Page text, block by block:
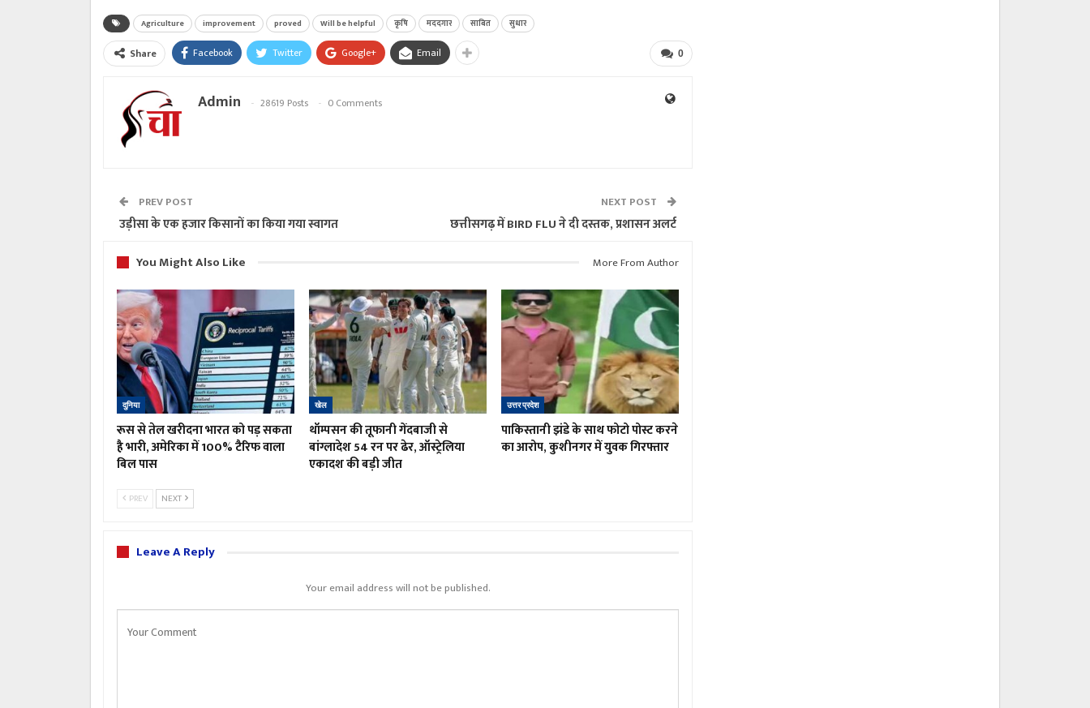
Agriculture improvement proved Will be helpful कृषि मददगार साबित सुधार
0
Share Facebook Twitter Google+ Email
Admin 28619 Posts 0 Comments
PREV POST
उड़ीसा के एक हजार किसानों का किया गया स्वागत
NEXT POST
छत्तीसगढ़ में BIRD FLU ने दी दस्तक, प्रशासन अलर्ट
You Might Also Like
More From Author
दुनिया
रूस से तेल खरीदना भारत को पड़ सकता
है भारी, अमेरिका में 100% टैरिफ वाला
बिल पास
खेल
थॉम्पसन की तूफानी गेंदबाजी से
बांग्लादेश 54 रन पर ढेर, ऑस्ट्रेलिया
एकादश की बड़ी जीत
उत्तर प्रदेश
पाकिस्तानी झंडे के साथ फोटो पोस्ट करने
का आरोप, कुशीनगर में युवक गिरफ्तार
PREV NEXT
Leave A Reply
Your email address will not be published.